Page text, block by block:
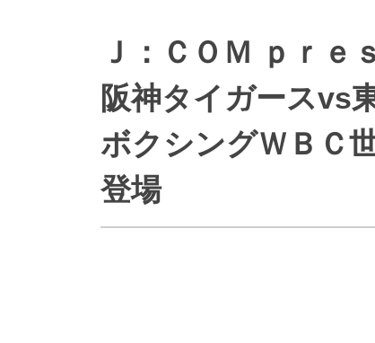
J:COM STREAM えんかくサポート
防災情報サービス
自転車生活サポ
WiMAX
Ｊ：ＣＯＭ ｐｒ
阪神タイガースvs
ボクシングＷＢＣ
登場